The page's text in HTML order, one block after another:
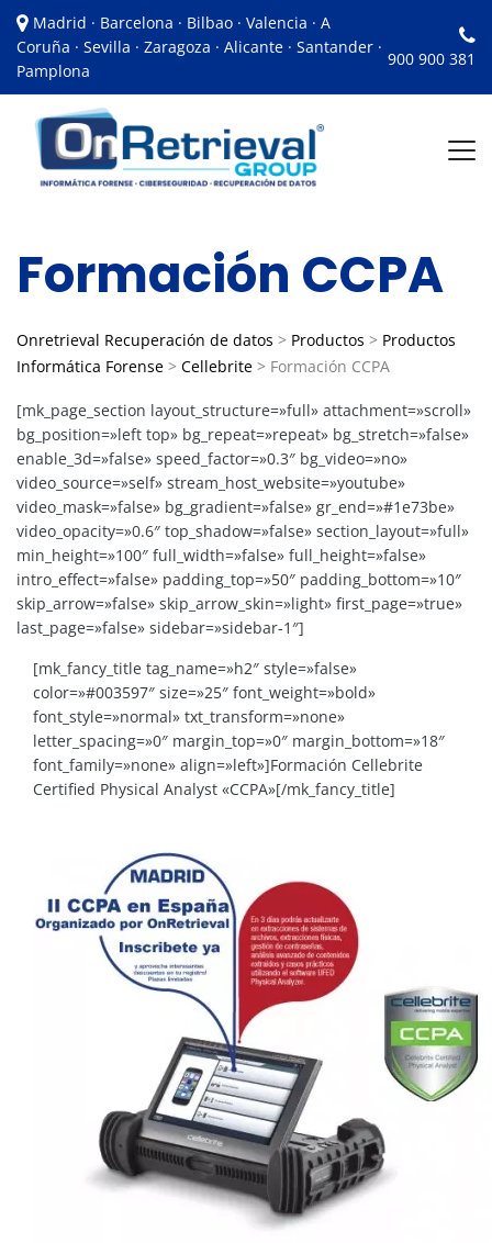
Madrid · Barcelona · Bilbao · Valencia · A
Coruña · Sevilla · Zaragoza · Alicante · Santander ·
Pamplona
900 900 381
Formación CCPA
Onretrieval Recuperación de datos > Productos > Productos
Informática Forense > Cellebrite > Formación CCPA
[mk_page_section layout_structure=»full» attachment=»scroll»
bg_position=»left top» bg_repeat=»repeat» bg_stretch=»false»
enable_3d=»false» speed_factor=»0.3″ bg_video=»no»
video_source=»self» stream_host_website=»youtube»
video_mask=»false» bg_gradient=»false» gr_end=»#1e73be»
video_opacity=»0.6″ top_shadow=»false» section_layout=»full»
min_height=»100″ full_width=»false» full_height=»false»
intro_effect=»false» padding_top=»50″ padding_bottom=»10″
skip_arrow=»false» skip_arrow_skin=»light» first_page=»true»
last_page=»false» sidebar=»sidebar-1″]
[mk_fancy_title tag_name=»h2″ style=»false»
color=»#003597″ size=»25″ font_weight=»bold»
font_style=»normal» txt_transform=»none»
letter_spacing=»0″ margin_top=»0″ margin_bottom=»18″
font_family=»none» align=»left»]Formación Cellebrite
Certified Physical Analyst «CCPA»[/mk_fancy_title]